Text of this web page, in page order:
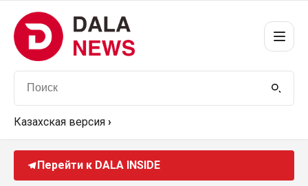
Казахская версия ›
Перейти к DALA INSIDE